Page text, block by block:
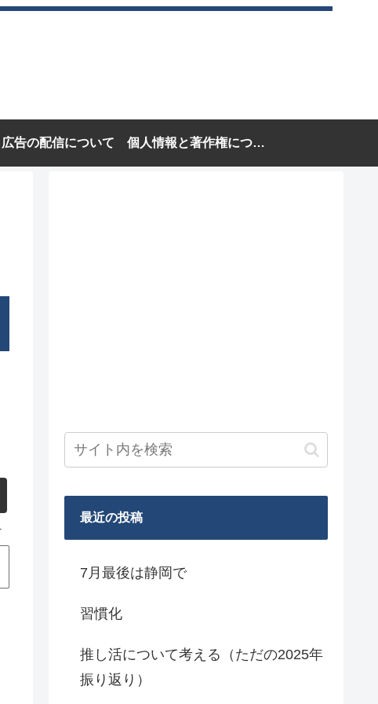
広告の配信について 個人情報と著作権について
最近の投稿
7月最後は静岡で
習慣化
推し活について考える（ただの2025年
振り返り）